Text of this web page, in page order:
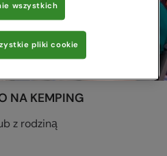
NA KEMPING
z rodziną
wszystkich
pliki cookie